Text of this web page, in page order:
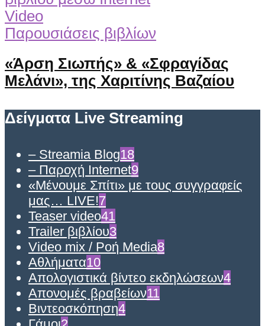
Video
Παρουσιάσεις βιβλίων
«Άρση Σιωπής» & «Σφραγίδας
Μελάνι», της Χαριτίνης Βαζαίου
Δείγματα Live Streaming
– Streamia Blog18
– Παροχή Internet9
«Μένουμε Σπίτι» με τους συγγραφείς
μας… LIVE!7
Teaser video41
Trailer βιβλίου3
Video mix / Ροή Media8
Αθλήματα10
Απολογιστικά βίντεο εκδηλώσεων4
Απονομές βραβείων11
Βιντεοσκόπηση4